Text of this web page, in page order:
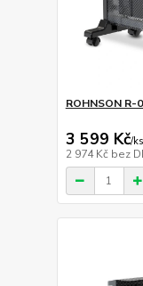
ROHNSON R-
3 599 Kč/ks
2 974 Kč bez